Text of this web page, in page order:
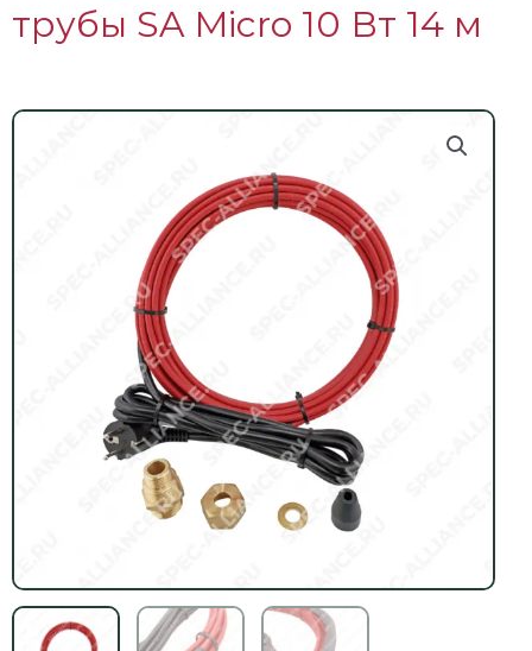
трубы SA Micro 10 Вт 14 м